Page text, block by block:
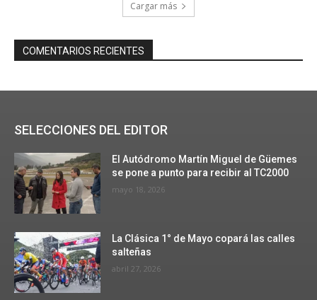
Cargar más
COMENTARIOS RECIENTES
SELECCIONES DEL EDITOR
El Autódromo Martín Miguel de Güemes
se pone a punto para recibir al TC2000
mayo 18, 2026
La Clásica 1° de Mayo copará las calles
salteñas
abril 27, 2026